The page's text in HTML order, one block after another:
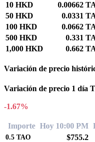
10 HKD
0.00662
50 HKD
0.0331
100 HKD
0.0662
500 HKD
0.331
1,000 HKD
0.662
Variación de precio
Variación de precio 1 día
-1.67%
Importe Hoy 10:00 PM
0.5 TAO $755.2